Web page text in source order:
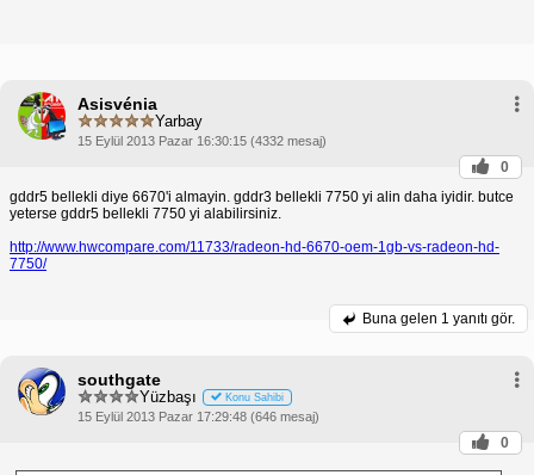
Asisvénia
Yarbay
15 Eylül 2013 Pazar 16:30:15 (4332 mesaj)
0
gddr5 bellekli diye 6670'i almayin. gddr3 bellekli 7750 yi alin daha iyidir. butce
yeterse gddr5 bellekli 7750 yi alabilirsiniz.
http://www.hwcompare.com/11733/radeon-hd-6670-oem-1gb-vs-radeon-hd-
7750/
Buna gelen 1 yanıtı gör.
southgate
Yüzbaşı Konu Sahibi
15 Eylül 2013 Pazar 17:29:48 (646 mesaj)
0